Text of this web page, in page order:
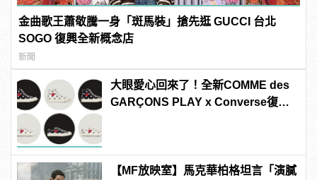
金曲歌王蕭敬騰一身「斑馬裝」搶先逛 GUCCI 台北
SOGO 復興全新概念店
新聞
大眼愛心回來了！全新COMME des
GARÇONS PLAY x Converse復古
【MF放映室】馬克華柏格坦言「演膩